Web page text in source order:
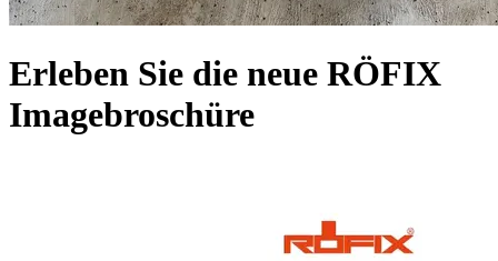
Erleben Sie die neue RÖFIX
Imagebroschüre